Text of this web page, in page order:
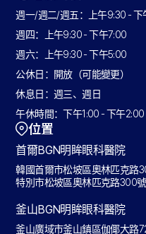
週一/週二/週五：上午9:30 - 下
週四：上午9:30 - 下午7:00
週六：上午9:30 - 下午5:00
公休日：開放（可能變更）
休息日：週三、週日
午休時間：下午1:00 - 下午2:00
位置
首爾BGN明眸眼科醫院
韓國首爾市松坡區奧林匹克路
特別市松坡區奧林匹克路300號
釜山BGN明眸眼科醫院
釜山廣域市釜山鎮區伽倻大路